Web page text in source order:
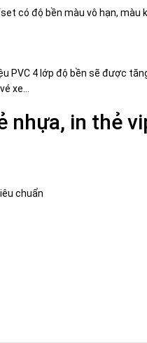
có độ bền màu vô hạn, màu
4 lớp độ bền sẽ được
xe…
in thẻ
chuẩn